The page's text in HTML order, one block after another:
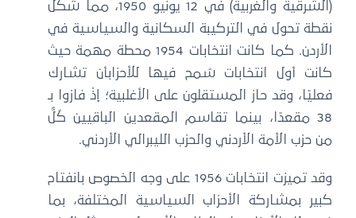
(الشرقية والغربية) في 12 يونيو 1950، مما شكل
نقطة تحول في التركيبة السكانية والسياسية في
الأردن. كما كانت انتخابات 1954 محطة مهمة حيث
كانت أول انتخابات سُمح فيها للأحزابأن تشارك
فعليًا، وقد حاز المستقلون على الأغلبية؛ إذْ فازوا بـ
38 مقعدًا، بينما تقاسم المقعدين الباقيين كُلٌّ
من حزب الأمة الأردني والحزب الليبرالي الأردني.
وقد تميزت انتخابات 1956 على وجه الخصوص بانفتاح
كبير بمشاركة الأحزاب السياسية المختلفة، بما